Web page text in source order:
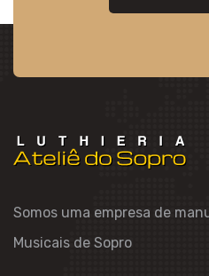
Somos uma empresa de
Musicais de Sopro